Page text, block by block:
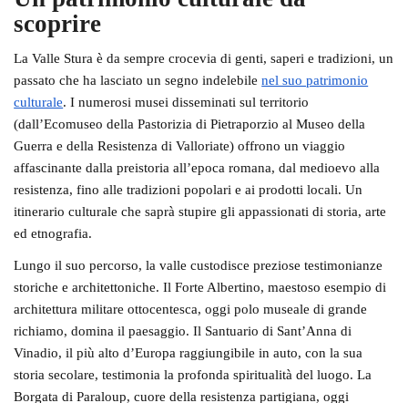
scoprire
La Valle Stura è da semprecrocevia di genti, saperi e tradizioni, un
passato che ha lasciato un segno indelebilenel suo patrimonio
culturale. Inumerosi musei disseminati sul territorio
(dall’Ecomuseo della Pastorizia di Pietraporzio al Museo della
Guerra e della Resistenza di Valloriate) offrono un viaggio
affascinante dalla preistoria all’epoca romana, dal medioevo alla
resistenza, fino alle tradizioni popolari e ai prodotti locali. Un
itinerario culturale che saprà stupire gli appassionati di storia, arte
ed etnografia.
Lungo il suo percorso, la valle custodisce preziosetestimonianze
storiche e architettoniche. Il Forte Albertino, maestoso esempio di
architettura militare ottocentesca, oggi polo museale di grande
richiamo, domina il paesaggio. Il Santuario di Sant’Anna di
Vinadio, il più alto d’Europa raggiungibile in auto, con la sua
storia secolare, testimonia la profonda spiritualità del luogo. La
Borgata di Paraloup, cuore della resistenza partigiana, oggi